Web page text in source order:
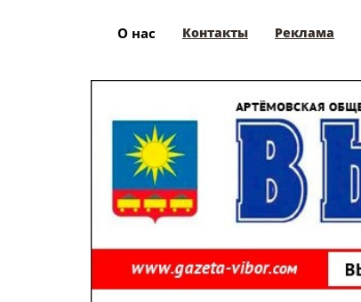
О нас Контакты Реклама